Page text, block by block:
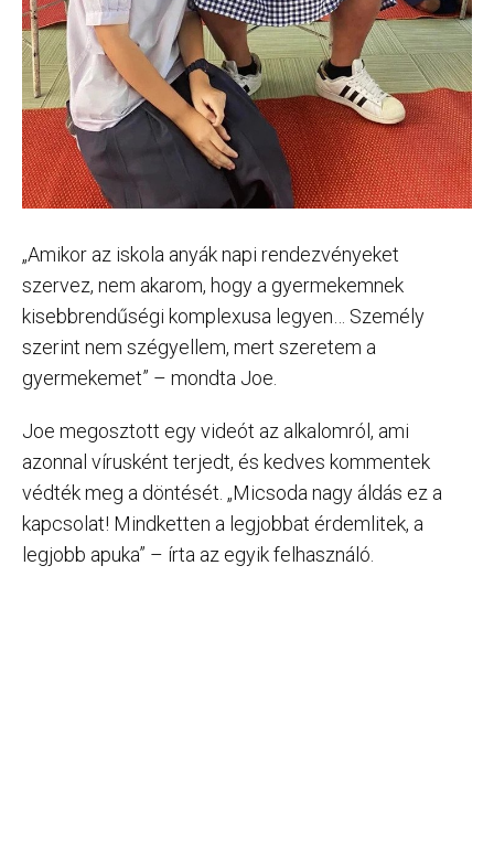
„Amikor az iskola anyák napi rendezvényeket
szervez, nem akarom, hogy a gyermekemnek
kisebbrendűségi komplexusa legyen… Személy
szerint nem szégyellem, mert szeretem a
gyermekemet” – mondta Joe.
Joe megosztott egy videót az alkalomról, ami
azonnal vírusként terjedt, és kedves kommentek
védték meg a döntését. „Micsoda nagy áldás ez a
kapcsolat! Mindketten a legjobbat érdemlitek, a
legjobb apuka” – írta az egyik felhasználó.